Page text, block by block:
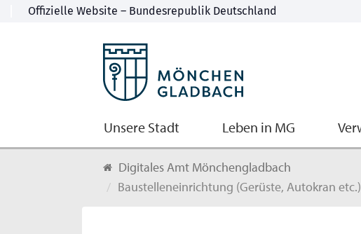
Unsere Stadt Leben in MG
Digitales Amt Mönchengladbach
Baustelleneinrichtung (Gerüste, Autokran